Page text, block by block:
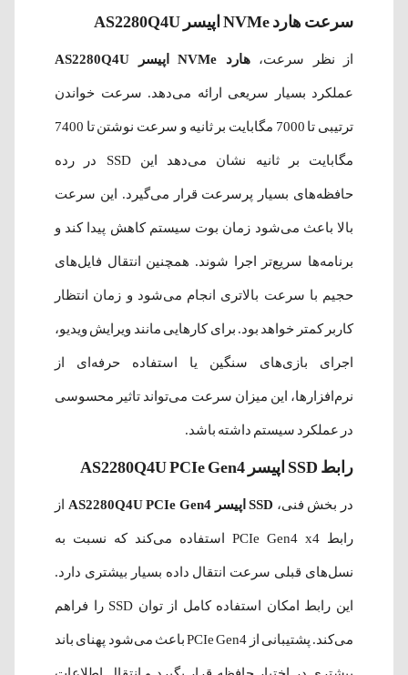
سرعت هارد NVMe اپیسر AS2280Q4U
از نظر سرعت،هارد NVMe اپیسر AS2280Q4U
عملکرد بسیار سریعی ارائه می‌دهد. سرعت خواندن
ترتیبی تا 7000 مگابایت بر ثانیه و سرعت نوشتن تا 7400
مگابایت بر ثانیه نشان می‌دهد این SSD در رده
حافظه‌های بسیار پرسرعت قرار می‌گیرد. این سرعت
بالا باعث می‌شود زمان بوت سیستم کاهش پیدا کند و
برنامه‌ها سریع‌تر اجرا شوند. همچنین انتقال فایل‌های
حجیم با سرعت بالاتری انجام می‌شود و زمان انتظار
کاربر کمتر خواهد بود. برای کارهایی مانند ویرایش ویدیو،
اجرای بازی‌های سنگین یا استفاده حرفه‌ای از
نرم‌افزارها، این میزان سرعت می‌تواند تاثیر محسوسی
در عملکرد سیستم داشته باشد.
رابط SSD اپیسر AS2280Q4U PCIe Gen4
در بخش فنی، SSD اپیسر AS2280Q4U PCIe Gen4 از
رابط PCIe Gen4 x4 استفاده می‌کند که نسبت به
نسل‌های قبلی سرعت انتقال داده بسیار بیشتری دارد.
این رابط امکان استفاده کامل از توان SSD را فراهم
می‌کند. پشتیبانی از PCIe Gen4 باعث می‌شود پهنای باند